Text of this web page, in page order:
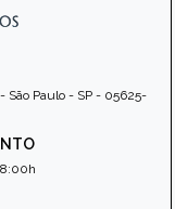
São Paulo - SP - 05625-